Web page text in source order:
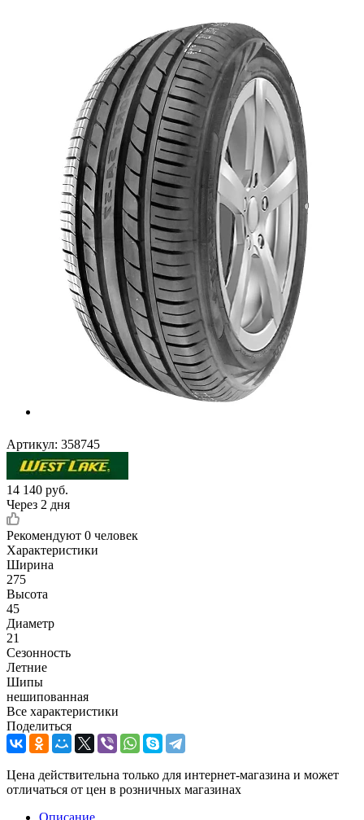
Артикул: 358745
14 140 руб.
Через 2 дня
Рекомендуют 0 человек
Характеристики
Ширина
275
Высота
45
Диаметр
21
Сезонность
Летние
Шипы
нешипованная
Все характеристики
Поделиться
Цена действительна только для интернет-магазина и может
отличаться от цен в розничных магазинах
Описание